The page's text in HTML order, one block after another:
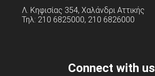
Λ. Κηφισίας 354, Χαλάνδρι Αττικής
Τηλ: 210 6825000, 210 6826000
Connect with us